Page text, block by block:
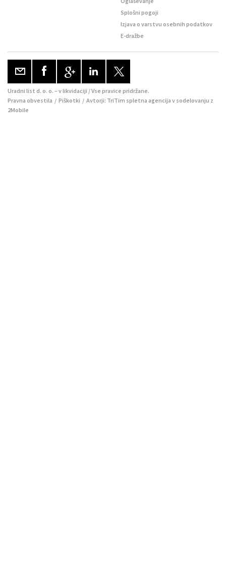
Splošni pogoji
Izjava o varstvu osebnih podatkov
E-dražbe
Uradni list d. o. o. – v likvidaciji / Vse pravice pridržane.
Pravna obvestila / Piškotki / Avtorji: TriTim spletna agencija v sodelovanju z
2Mobile